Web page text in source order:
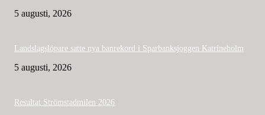
5 augusti, 2026
Landslagslöpare satte nya banrekord i Sparbanksjoggen Katrineholm
5 augusti, 2026
Resultat Strömstadmilen 2026